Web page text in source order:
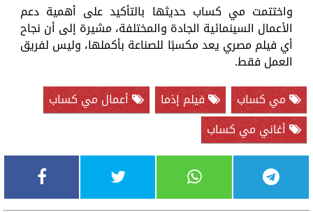
واختتمت مي كساب حديثها بالتأكيد على أهمية دعم
الأعمال السينمائية الجادة والمختلفة، مشيرة إلى أن نجاح
أي فيلم مصري يعد مكسبًا للصناعة بأكملها، وليس لفريق
العمل فقط.
مي كساب
فيلم إذما
أعمال مي كساب
أغاني مي كساب